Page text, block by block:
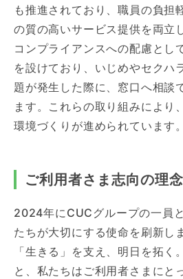
も推進されており、職員の負担
の質の高いサービス提供を両立
コンプライアンスへの配慮とし
を設けており、いじめやセクハ
題が発生した際に、窓口へ相談
ます。これらの取り組みにより
環境づくりが進められています。
ご利用者さま志向の理念
2024年にCUCグループの一員
たちが大切にする使命を刷新し
「生きる」を支え、明日を拓く
と、私たちはご利用者さまにと